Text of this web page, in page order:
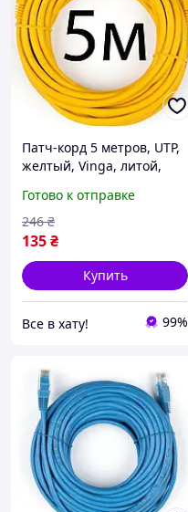
Патч-корд 5 метров, UTP,
желтый, Vinga, литой,
сетевой кабель для
интернета
Готово к отправке
135₴
246 ₴
Купить
Все в хату! 99%